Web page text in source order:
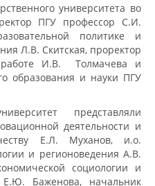
университета во
ПГУ профессор С.И.
политике и
Л.В. Скитская, проректор
работе И.В. Толмачева и
образования и науки ПГУ
представляли
деятельности и
Е.Л. Муханов, и.о.
и регионоведения А.В.
социологии и
Е.Ю. Баженова, начальник